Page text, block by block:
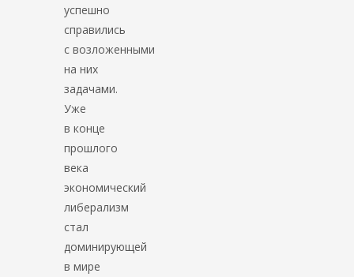
успешно
справились
с возложенными
на них
задачами.
Уже
в конце
прошлого
века
экономический
либерализм
стал
доминирующей
в мире